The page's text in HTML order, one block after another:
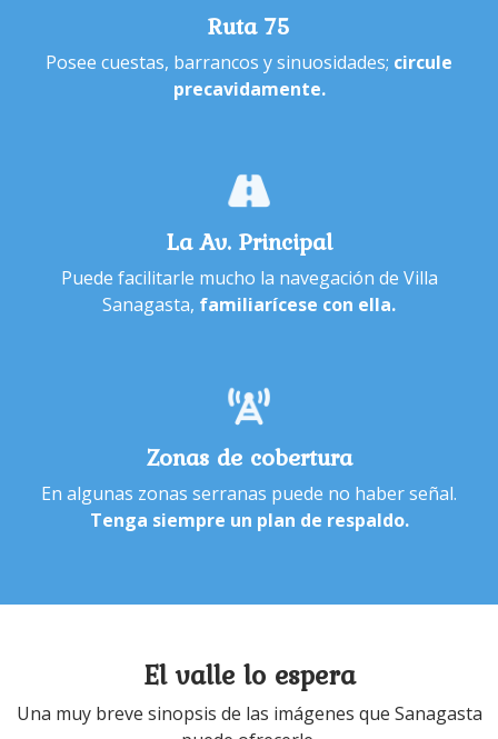
Ruta 75
Posee cuestas, barrancos y sinuosidades; circule
precavidamente.
La Av. Principal
Puede facilitarle mucho la navegación de Villa
Sanagasta, familiarícese con ella.
Zonas de cobertura
En algunas zonas serranas puede no haber señal.
Tenga siempre un plan de respaldo.
El valle lo espera
Una muy breve sinopsis de las imágenes que Sanagasta